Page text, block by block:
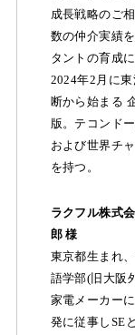
成長戦略のご
数の仲介実績
タントの育成
2024年2月に
断から始まる
版。テコンド
および世界チ
を持つ。
ラクフル株式
郎 様
東京都生まれ
語学部(旧大阪
家電メーカー
発に従事しSE